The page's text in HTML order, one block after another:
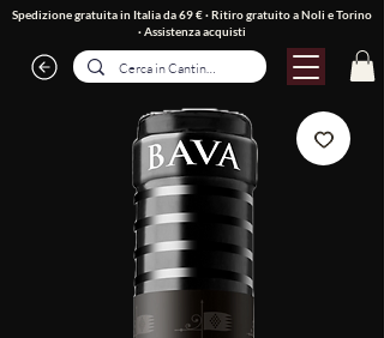
Spedizione gratuita in Italia da 69 € · Ritiro gratuito a Noli e Torino
·Assistenza acquisti